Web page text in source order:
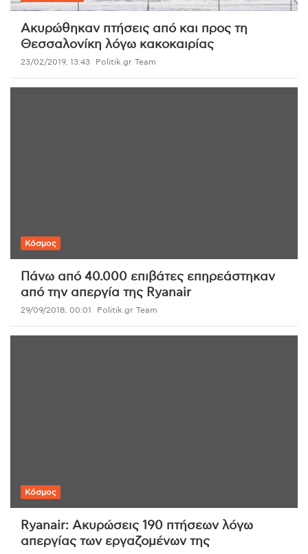
Ακυρώθηκαν πτήσεις από και προς τη
Θεσσαλονίκη λόγω κακοκαιρίας
23/02/2019, 13:43 Politik.gr Team
Κόσμος
Πάνω από 40.000 επιβάτες επηρεάστηκαν
από την απεργία της Ryanair
29/09/2018, 00:01 Politik.gr Team
Κόσμος
Ryanair: Ακυρώσεις 190 πτήσεων λόγω
απεργίας των εργαζομένων της